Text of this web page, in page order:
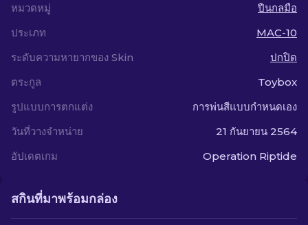
หมวดหมู่
ปืนกลมือ
ประเภท
MAC-10
ระดับความหายากของ Skin
ปกปิด
ตระกูล
Toybox
รูปแบบการตกแต่ง
การพ่นสีแบบกำหนดเอง
วันที่วางจำหน่าย
21 กันยายน 2564
อัปเดตเกม
Operation Riptide
สกินที่มาพร้อมกล่อง